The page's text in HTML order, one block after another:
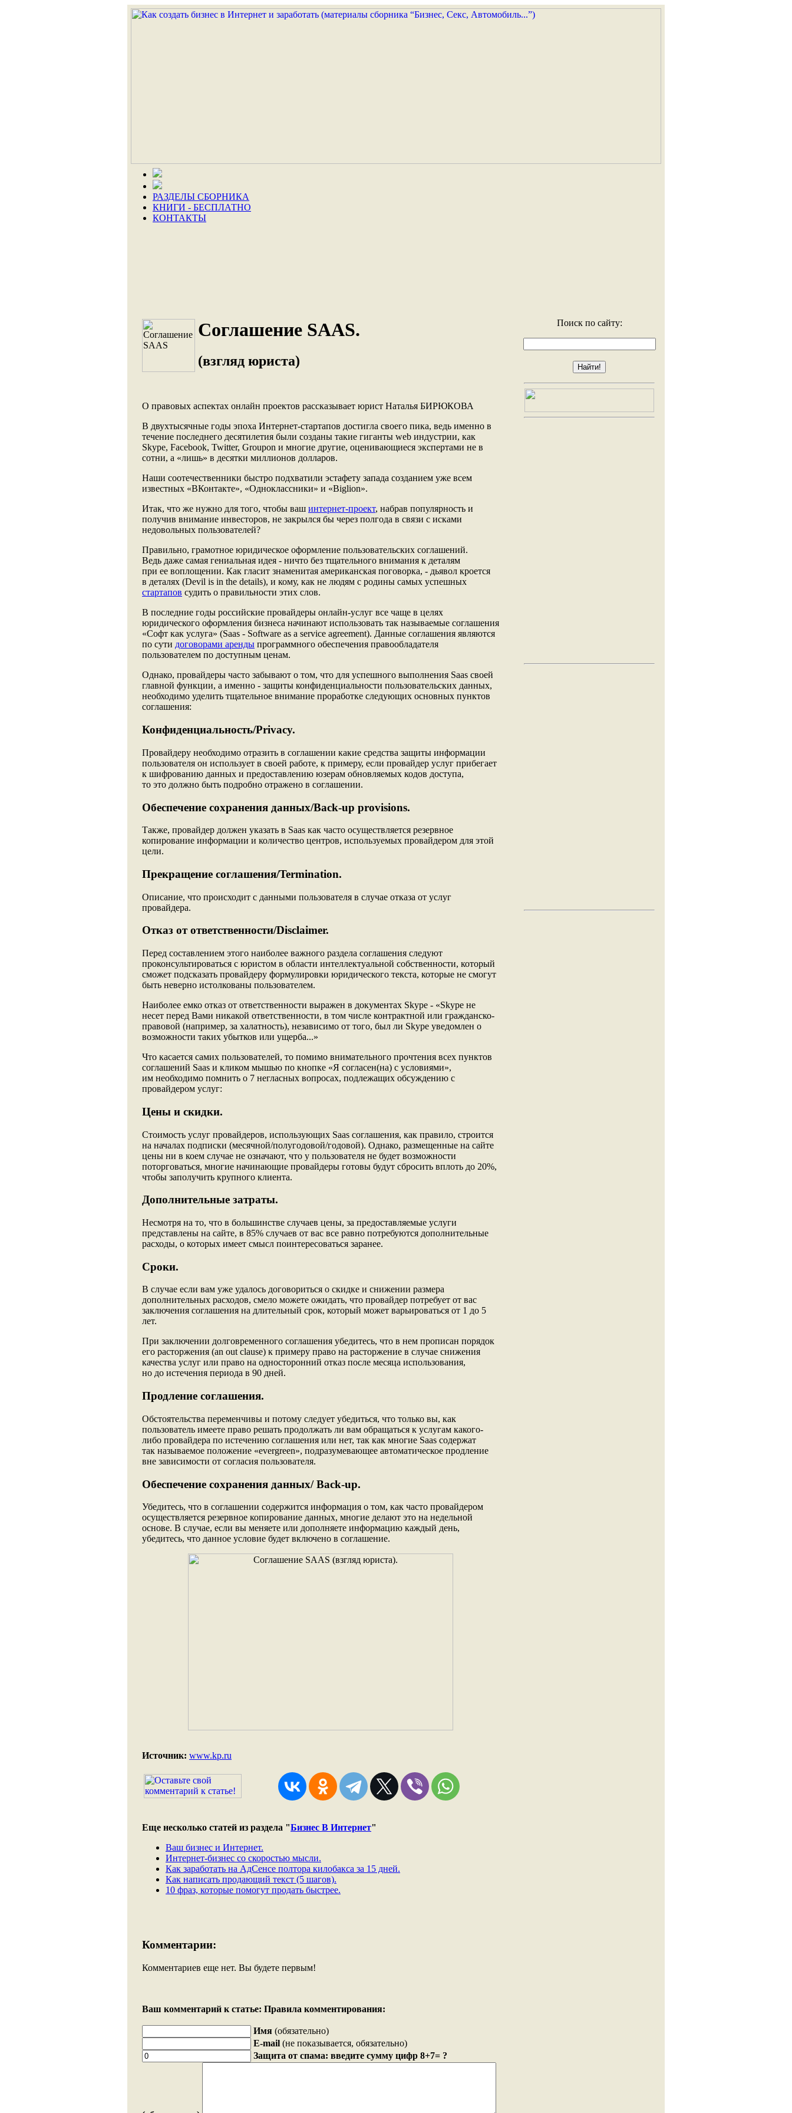
РАЗДЕЛЫ СБОРНИКА
КНИГИ - БЕСПЛАТНО
КОНТАКТЫ
Соглашение SAAS.
(взгляд юриста)
О правовых аспектах онлайн проектов рассказывает юрист Наталья БИРЮКОВА
В двухтысячные годы эпоха Интернет-стартапов достигла своего пика, ведь именно в
течение последнего десятилетия были созданы такие гиганты web индустрии, как
Skype, Facebook, Twitter, Groupon и многие другие, оценивающиеся экспертами не в
сотни, а «лишь» в десятки миллионов долларов.
Наши соотечественники быстро подхватили эстафету запада созданием уже всем
известных «ВКонтакте», «Одноклассники» и «Biglion».
Итак, что же нужно для того, чтобы ваш интернет-проект, набрав популярность и
получив внимание инвесторов, не закрылся бы через полгода в связи с исками
недовольных пользователей?
Правильно, грамотное юридическое оформление пользовательских соглашений.
Ведь даже самая гениальная идея - ничто без тщательного внимания к деталям
при ее воплощении. Как гласит знаменитая американская поговорка, - дьявол кроется
в деталях (Devil is in the details), и кому, как не людям с родины самых успешных
стартапов судить о правильности этих слов.
В последние годы российские провайдеры онлайн-услуг все чаще в целях
юридического оформления бизнеса начинают использовать так называемые соглашения
«Софт как услуга» (Saas - Software as a service agreement). Данные соглашения являются
по сути договорами аренды программного обеспечения правообладателя
пользователем по доступным ценам.
Однако, провайдеры часто забывают о том, что для успешного выполнения Saas своей
главной функции, а именно - защиты конфиденциальности пользовательских данных,
необходимо уделить тщательное внимание проработке следующих основных пунктов
соглашения:
Конфиденциальность/Privacy.
Провайдеру необходимо отразить в соглашении какие средства защиты информации
пользователя он использует в своей работе, к примеру, если провайдер услуг прибегает
к шифрованию данных и предоставлению юзерам обновляемых кодов доступа,
то это должно быть подробно отражено в соглашении.
Обеспечение сохранения данных/Back-up provisions.
Также, провайдер должен указать в Saas как часто осуществляется резервное
копирование информации и количество центров, используемых провайдером для этой
цели.
Прекращение соглашения/Termination.
Описание, что происходит с данными пользователя в случае отказа от услуг
провайдера.
Отказ от ответственности/Disclaimer.
Перед составлением этого наиболее важного раздела соглашения следуют
проконсультироваться с юристом в области интеллектуальной собственности, который
сможет подсказать провайдеру формулировки юридического текста, которые не смогут
быть неверно истолкованы пользователем.
Наиболее емко отказ от ответственности выражен в документах Skype - «Skype не
несет перед Вами никакой ответственности, в том числе контрактной или гражданско-
правовой (например, за халатность), независимо от того, был ли Skype уведомлен о
возможности таких убытков или ущерба...»
Что касается самих пользователей, то помимо внимательного прочтения всех пунктов
соглашений Saas и кликом мышью по кнопке «Я согласен(на) с условиями»,
им необходимо помнить о 7 негласных вопросах, подлежащих обсуждению с
провайдером услуг:
Цены и скидки.
Стоимость услуг провайдеров, использующих Saas соглашения, как правило, строится
на началах подписки (месячной/полугодовой/годовой). Однако, размещенные на сайте
цены ни в коем случае не означают, что у пользователя не будет возможности
поторговаться, многие начинающие провайдеры готовы будут сбросить вплоть до 20%,
чтобы заполучить крупного клиента.
Дополнительные затраты.
Несмотря на то, что в большинстве случаев цены, за предоставляемые услуги
представлены на сайте, в 85% случаев от вас все равно потребуются дополнительные
расходы, о которых имеет смысл поинтересоваться заранее.
Сроки.
В случае если вам уже удалось договориться о скидке и снижении размера
дополнительных расходов, смело можете ожидать, что провайдер потребует от вас
заключения соглашения на длительный срок, который может варьироваться от 1 до 5
лет.
При заключении долговременного соглашения убедитесь, что в нем прописан порядок
его расторжения (an out clause) к примеру право на расторжение в случае снижения
качества услуг или право на односторонний отказ после месяца использования,
но до истечения периода в 90 дней.
Продление соглашения.
Обстоятельства переменчивы и потому следует убедиться, что только вы, как
пользователь имеете право решать продолжать ли вам обращаться к услугам какого-
либо провайдера по истечению соглашения или нет, так как многие Saas содержат
так называемое положение «evergreen», подразумевающее автоматическое продление
вне зависимости от согласия пользователя.
Обеспечение сохранения данных/ Back-up.
Убедитесь, что в соглашении содержится информация о том, как часто провайдером
осуществляется резервное копирование данных, многие делают это на недельной
основе. В случае, если вы меняете или дополняете информацию каждый день,
убедитесь, что данное условие будет включено в соглашение.
Источник: www.kp.ru
Еще несколько статей из раздела "Бизнес В Интернет"
Ваш бизнес и Интернет.
Интернет-бизнес со скоростью мысли.
Как заработать на АдСенсе полтора килобакса за 15 дней.
Как написать продающий текст (5 шагов).
10 фраз, которые помогут продать быстрее.
Комментарии:
Комментариев еще нет. Вы будете первым!
Ваш комментарий к статье: Правила комментирования:
Имя (обязательно)
E-mail (не показывается, обязательно)
Защита от спама: введите сумму цифр 8+7= ?
Поиск по сайту: